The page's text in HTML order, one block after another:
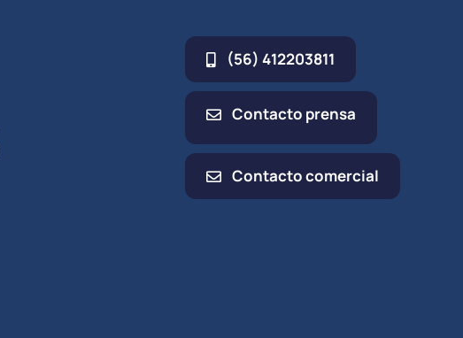
(56) 412203811
Contacto prensa
Contacto comercial